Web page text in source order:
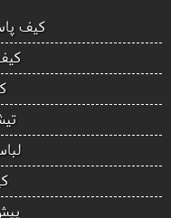
کیف